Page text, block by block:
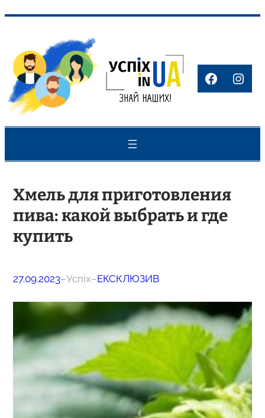
вмісту
Хмель для приготовления
пива: какой выбрать и где
купить
27.09.2023–Успіх–ЕКСКЛЮЗИВ